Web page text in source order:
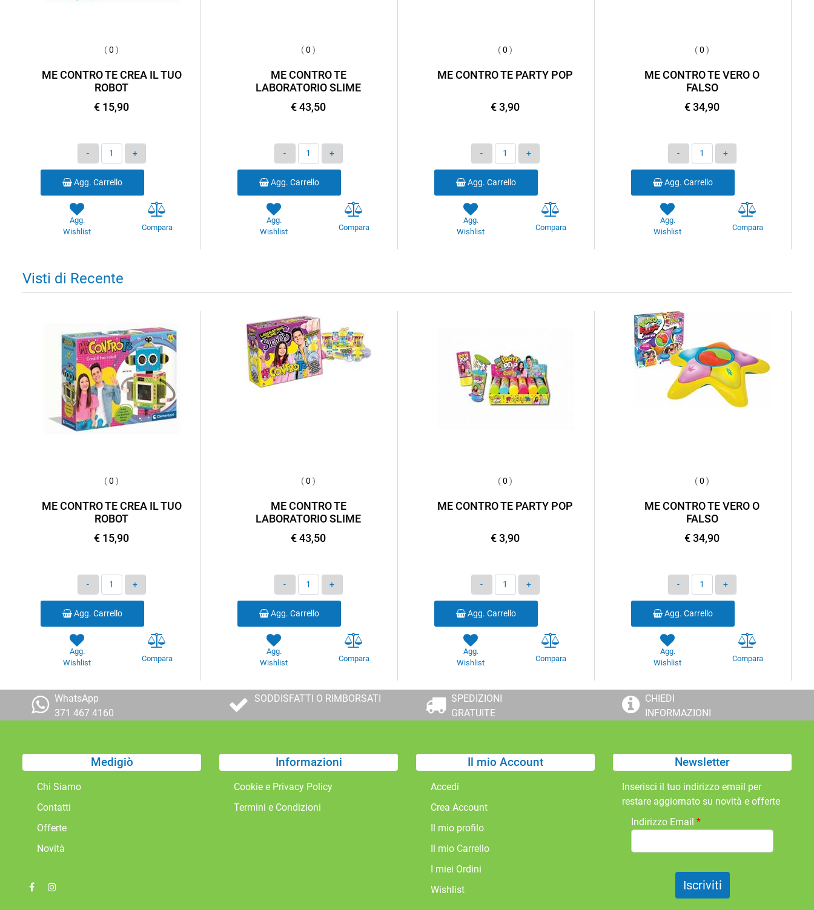
(0 )
ME CONTRO TE CREA IL TUO
ROBOT
€ 15,90
Quantità
Agg. Carrello
Agg.
Wishlist
Compara
(0 )
ME CONTRO TE
LABORATORIO SLIME
€ 43,50
Quantità
Agg. Carrello
Agg.
Wishlist
Compara
(0 )
ME CONTRO TE PARTY POP
€ 3,90
Quantità
Agg. Carrello
Agg.
Wishlist
Compara
(0 )
ME CONTRO TE VERO O
FALSO
€ 34,90
Quantità
Agg. Carrello
Agg.
Wishlist
Compara
Visti di Recente
(0 )
ME CONTRO TE CREA IL TUO
ROBOT
€ 15,90
Quantità
Agg. Carrello
Agg.
Wishlist
Compara
(0 )
ME CONTRO TE
LABORATORIO SLIME
€ 43,50
Quantità
Agg. Carrello
Agg.
Wishlist
Compara
(0 )
ME CONTRO TE PARTY POP
€ 3,90
Quantità
Agg. Carrello
Agg.
Wishlist
Compara
(0 )
ME CONTRO TE VERO O
FALSO
€ 34,90
Quantità
Agg. Carrello
Agg.
Wishlist
Compara
WhatsApp
371 467 4160
SODDISFATTI O RIMBORSATI
SPEDIZIONI
GRATUITE
CHIEDI
INFORMAZIONI
Medigiò
Chi Siamo
Contatti
Offerte
Novità
Informazioni
Cookie e Privacy Policy
Termini e Condizioni
Il mio Account
Accedi
Crea Account
Il mio profilo
Il mio Carrello
I miei Ordini
Wishlist
Newsletter
Inserisci il tuo indirizzo email per
restare aggiornato su novità e offerte
Indirizzo Email *